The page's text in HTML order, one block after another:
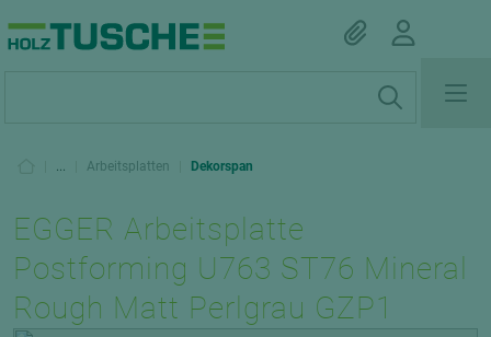
... Arbeitsplatten Dekorspan
EGGER Arbeitsplatte
Postforming U763 ST76 Mineral
Rough Matt Perlgrau GZP1